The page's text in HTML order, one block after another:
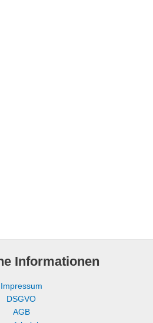
Informationen
Impressum
DSGVO
AGB